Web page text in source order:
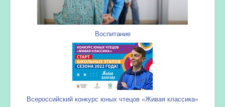
Воспитание
Всероссийский конкурс юных чтецов «Живая классика»